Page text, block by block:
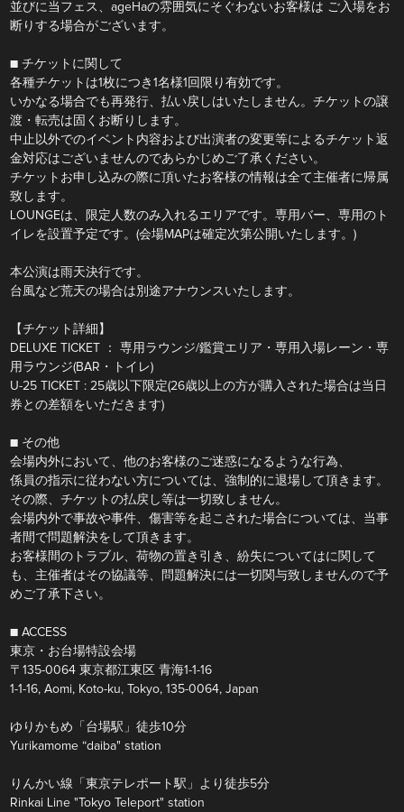
並びに当フェス、ageHaの雰囲気にそぐわないお客様は ご入場をお
断りする場合がございます。
■ チケットに関して
各種チケットは1枚につき1名様1回限り有効です。
いかなる場合でも再発行、払い戻しはいたしません。チケットの譲
渡・転売は固くお断りします。
中止以外でのイベント内容および出演者の変更等によるチケット返
金対応はございませんのであらかじめご了承ください。
チケットお申し込みの際に頂いたお客様の情報は全て主催者に帰属
致します。
LOUNGEは、限定人数のみ入れるエリアです。専用バー、専用のト
イレを設置予定です。(会場MAPは確定次第公開いたします。)
本公演は雨天決行です。
台風など荒天の場合は別途アナウンスいたします。
【チケット詳細】
DELUXE TICKET ： 専用ラウンジ/鑑賞エリア・専用入場レーン・専
用ラウンジ(BAR・トイレ)
U-25 TICKET : 25歳以下限定(26歳以上の方が購入された場合は当日
券との差額をいただきます)
■ その他
会場内外において、他のお客様のご迷惑になるような行為、
係員の指示に従わない方については、強制的に退場して頂きます。
その際、チケットの払戻し等は一切致しません。
会場内外で事故や事件、傷害等を起こされた場合については、当事
者間で問題解決をして頂きます。
お客様間のトラブル、荷物の置き引き、紛失についてはに関して
も、主催者はその協議等、問題解決には一切関与致しませんので予
めご了承下さい。
■ ACCESS
東京・お台場特設会場
〒135-0064 東京都江東区 青海1-1-16
1-1-16, Aomi, Koto-ku, Tokyo, 135-0064, Japan
ゆりかもめ「台場駅」徒歩10分
Yurikamome “daiba" station
りんかい線「東京テレポート駅」より徒歩5分
Rinkai Line "Tokyo Teleport" station